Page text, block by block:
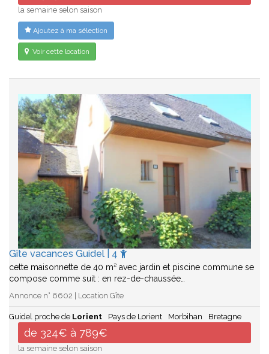
la semaine selon saison
Ajoutez à ma sélection
Voir cette location
Gîte vacances Guidel | 4
cette maisonnette de 40 m² avec jardin et piscine commune se
compose comme suit : en rez-de-chaussée…
Annonce n° 6602 | Location Gîte
Guidel proche de Lorient Pays de Lorient Morbihan Bretagne
de 324€ à 789€
la semaine selon saison